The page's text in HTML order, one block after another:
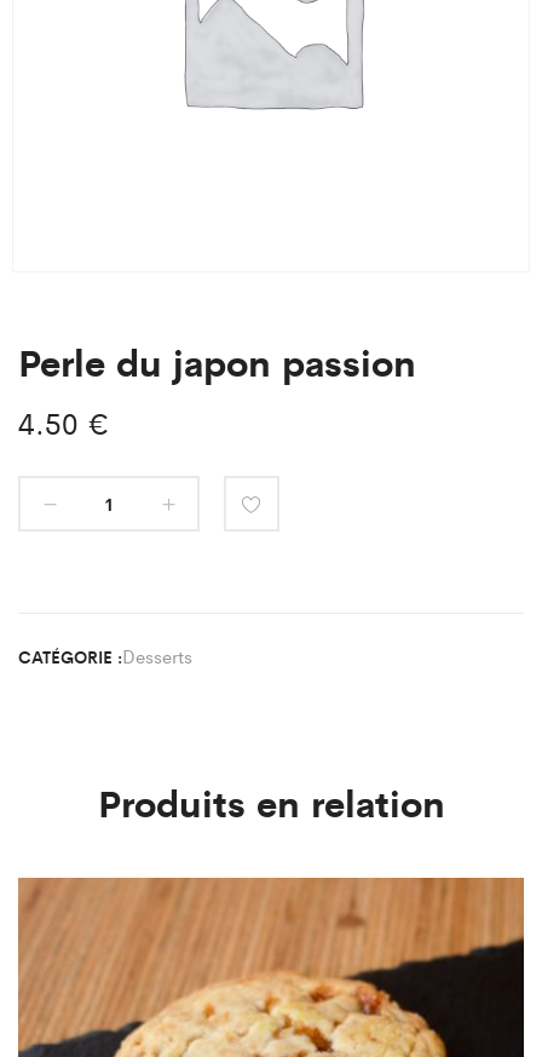
Perle du japon passion
4.50 €
CATÉGORIE :Desserts
Produits en relation